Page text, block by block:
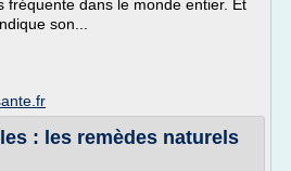
fréquente dans le monde entier. Et
son...
: les remèdes naturels